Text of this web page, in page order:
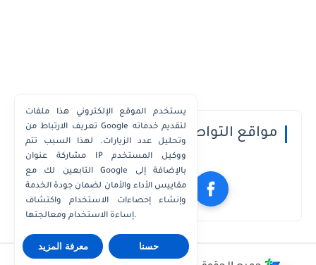
مواقع التواصل الاجتماعي
يستخدم الموقع الإلكتروني هذا ملفات
تعريف الارتباط من Google لتقديم خدماته
وتحليل عدد الزيارات. لهذا السبب تتم
مشاركة عنوان IP ووكيل المستخدم
التابعين لك مع Google بالإضافة إلى
مقاييس الأداء والأمان لضمان جودة الخدمة
وإنشاء إحصاءات الاستخدام واكتشاف
إساءة الاستخدام ومعالجتها.
معرفة المزيد حسنا